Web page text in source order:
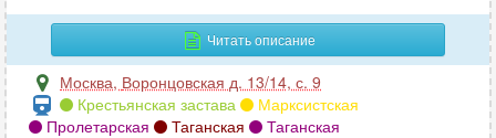
Читать описание
Москва, Воронцовская д. 13/14, с. 9
Крестьянская застава
Марксистская
Пролетарская
Таганская Таганская